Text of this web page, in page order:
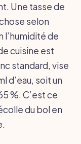
Une tasse de
selon
l’humidité de
cuisine est
standard, vise
d’eau, soit un
%. C’est ce
du bol en